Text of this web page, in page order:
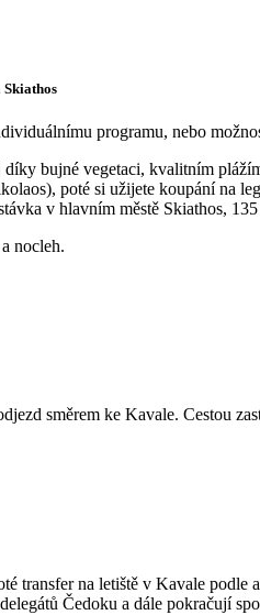
programu, nebo
bujné vegetaci, kvalitním
poté si užijete koupání na
v hlavním městě Skiathos,
nocleh.
směrem ke Kavale. Cestou
transfer na letiště v Kavale
Čedoku a dále pokračují